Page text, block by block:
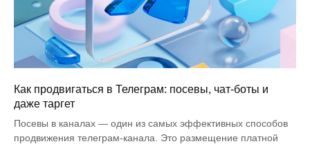
Как продвигаться в Телеграм: посевы, чат-боты и
даже таргет
Посевы в каналах — один из самых эффективных способов
продвижения телеграм-канала. Это размещение платной